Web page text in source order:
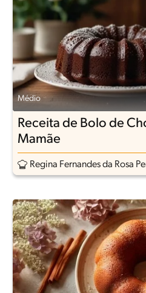
Médio
Receita de Bolo de
Mamãe
Regina Fernandes da Rosa